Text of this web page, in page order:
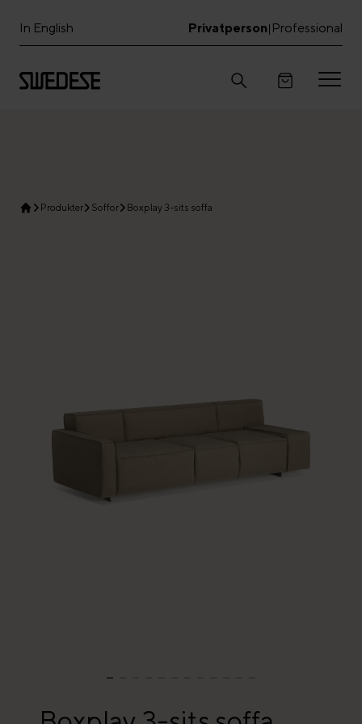
In English Privatperson| Professional
Produkter Soffor Boxplay 3-sits soffa